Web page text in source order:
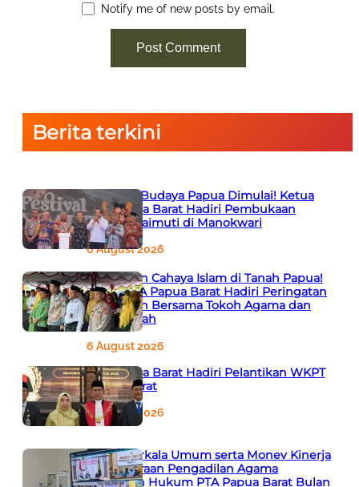
Notify me of new posts by email.
Berita terkini
Semarak Budaya Papua Dimulai! Ketua
PTA Papua Barat Hadiri Pembukaan
Festival Raimuti di Manokwari
6 August 2026
666 Tahun Cahaya Islam di Tanah Papua!
Ketua PTA Papua Barat Hadiri Peringatan
Bersejarah Bersama Tokoh Agama dan
Pemerintah
6 August 2026
PTA Papua Barat Hadiri Pelantikan WKPT
Papua Barat
6 August 2026
Rapat Berkala Umum serta Monev Kinerja
Kepaniteraan Pengadilan Agama
Sewilayah Hukum PTA Papua Barat Bulan